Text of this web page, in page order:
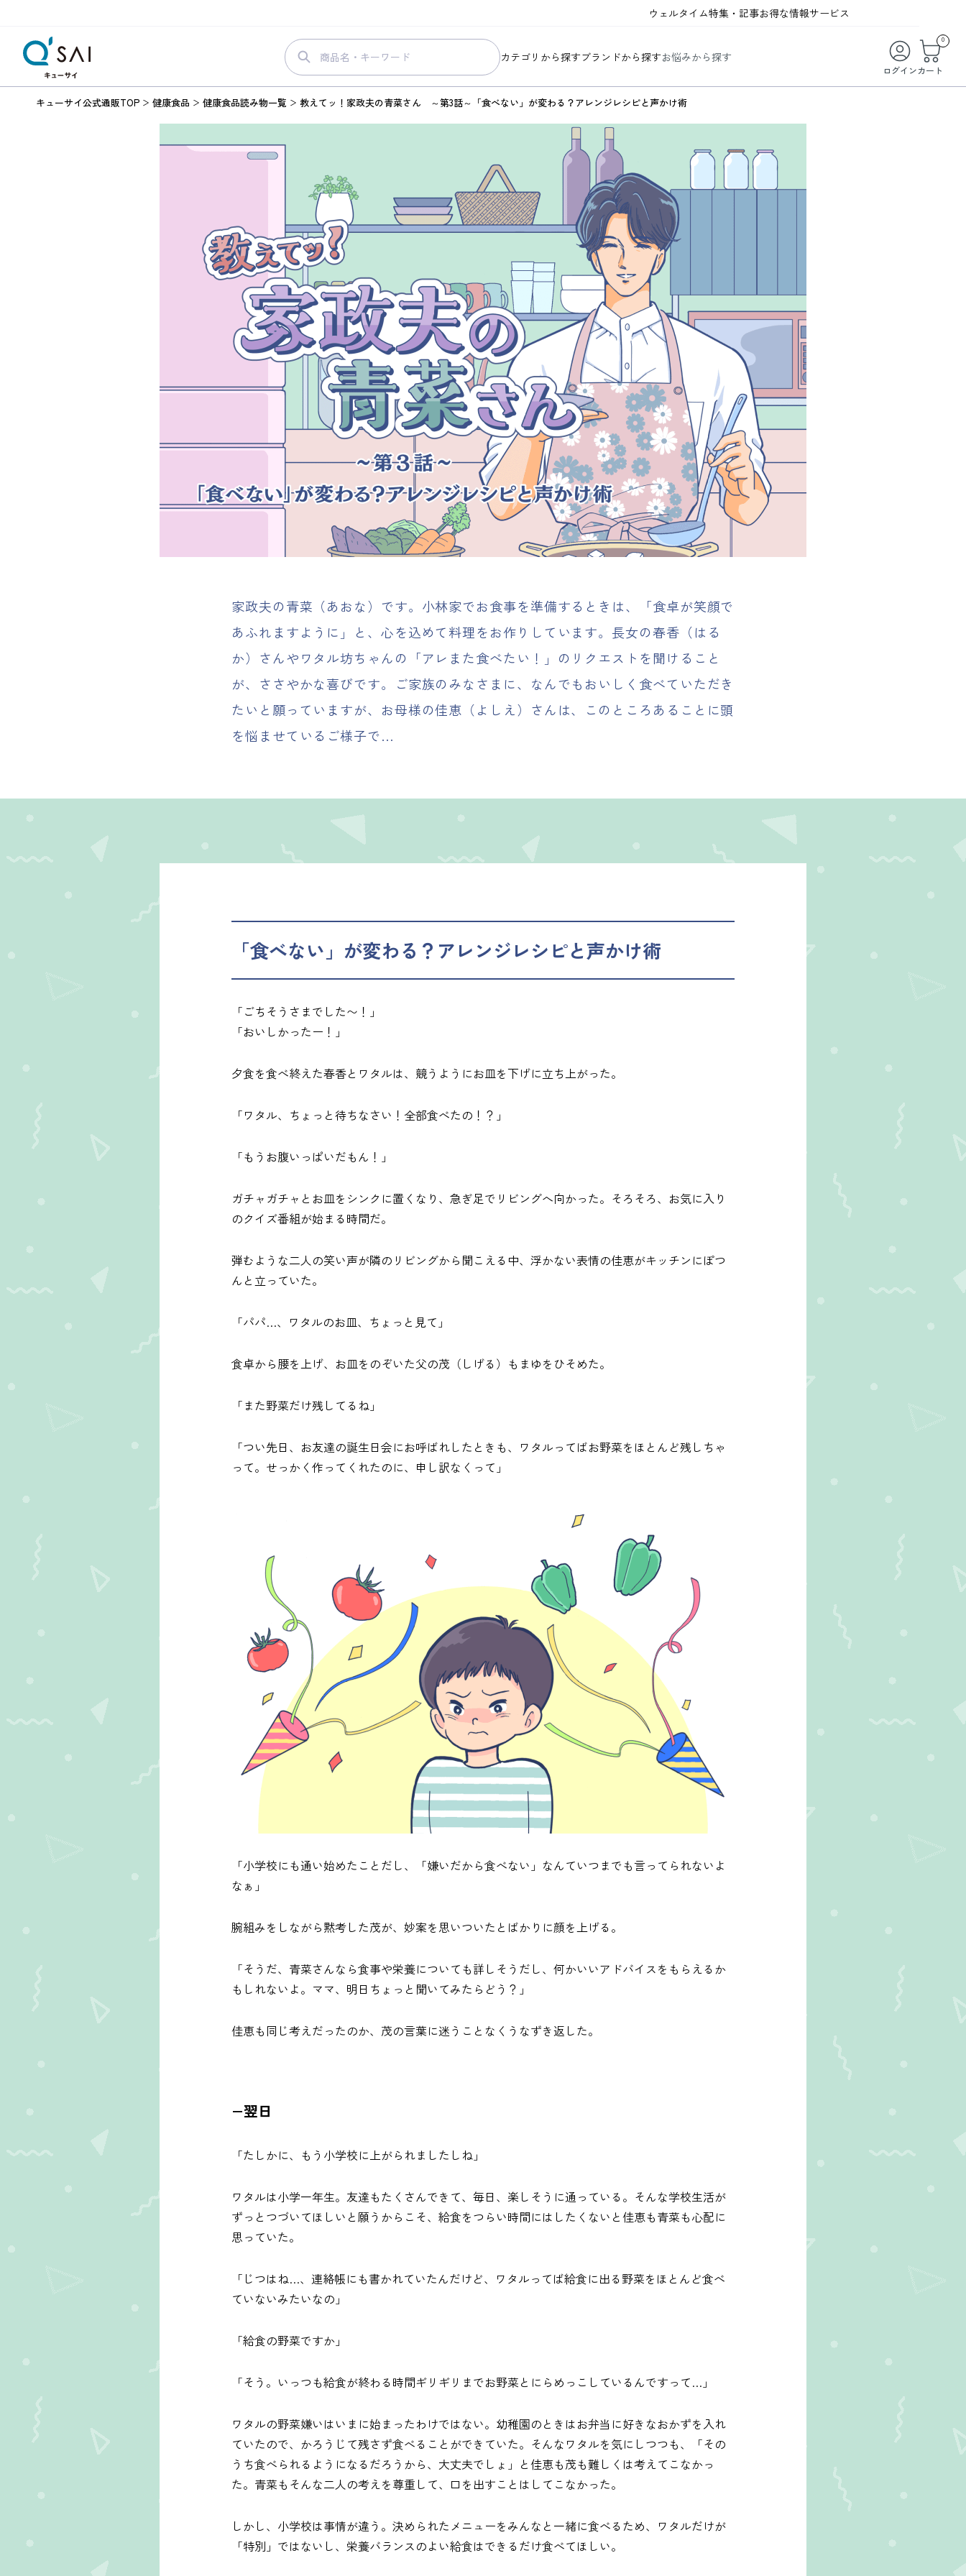
ログイン
0
カート
ウェルタイム
ビューティータイム
ヘルスケアタイム
特集・記事
WELMAG
お得な情報
WEB限定/期間限定キャンペーン
まとめ買い商品
サービス
メンバーシッププログラム
LINEお友達登録
ご利用ガイド
カテゴリから探す
メイク
美容・健康グッズ
暮らしの雑貨
ブランドから探す
コラリッチソア
BIONIA
ひざサポートコラーゲン
ケール青汁
お悩みから探す
キューサイ公式通販TOP 健康食品 健康食品読み物一覧 教えてッ！家政夫の青菜さん ～第3話～「食べない」が変わる？アレンジレシピと声かけ術
家政夫の青菜（あおな）です。小林家でお食事を準備するときは、「食卓が笑顔で
あふれますように」と、心を込めて料理をお作りしています。長女の春香（はる
か）さんやワタル坊ちゃんの「アレまた食べたい！」のリクエストを聞けること
が、ささやかな喜びです。ご家族のみなさまに、なんでもおいしく食べていただき
たいと願っていますが、お母様の佳恵（よしえ）さんは、このところあることに頭
を悩ませているご様子で…
「食べない」が変わる？アレンジレシピと声かけ術
「ごちそうさまでした〜！」
「おいしかったー！」
夕食を食べ終えた春香とワタルは、競うようにお皿を下げに立ち上がった。
「ワタル、ちょっと待ちなさい！全部食べたの！？」
「もうお腹いっぱいだもん！」
ガチャガチャとお皿をシンクに置くなり、急ぎ足でリビングへ向かった。そろそろ、お気に入り
のクイズ番組が始まる時間だ。
弾むような二人の笑い声が隣のリビングから聞こえる中、浮かない表情の佳恵がキッチンにぽつ
んと立っていた。
「パパ…、ワタルのお皿、ちょっと見て」
食卓から腰を上げ、お皿をのぞいた父の茂（しげる）もまゆをひそめた。
「また野菜だけ残してるね」
「つい先日、お友達の誕生日会にお呼ばれしたときも、ワタルってばお野菜をほとんど残しちゃ
って。せっかく作ってくれたのに、申し訳なくって」
「小学校にも通い始めたことだし、「嫌いだから食べない」なんていつまでも言ってられないよ
なぁ」
腕組みをしながら黙考した茂が、妙案を思いついたとばかりに顔を上げる。
「そうだ、青菜さんなら食事や栄養についても詳しそうだし、何かいいアドバイスをもらえるか
もしれないよ。ママ、明日ちょっと聞いてみたらどう？」
佳恵も同じ考えだったのか、茂の言葉に迷うことなくうなずき返した。
−翌日
「たしかに、もう小学校に上がられましたしね」
ワタルは小学一年生。友達もたくさんできて、毎日、楽しそうに通っている。そんな学校生活が
ずっとつづいてほしいと願うからこそ、給食をつらい時間にはしたくないと佳恵も青菜も心配に
思っていた。
「じつはね…、連絡帳にも書かれていたんだけど、ワタルってば給食に出る野菜をほとんど食べ
ていないみたいなの」
「給食の野菜ですか」
「そう。いっつも給食が終わる時間ギリギリまでお野菜とにらめっこしているんですって…」
ワタルの野菜嫌いはいまに始まったわけではない。幼稚園のときはお弁当に好きなおかずを入れ
ていたので、かろうじて残さず食べることができていた。そんなワタルを気にしつつも、「その
うち食べられるようになるだろうから、大丈夫でしょ」と佳恵も茂も難しくは考えてこなかっ
た。青菜もそんな二人の考えを尊重して、口を出すことはしてこなかった。
しかし、小学校は事情が違う。決められたメニューをみんなと一緒に食べるため、ワタルだけが
「特別」ではないし、栄養バランスのよい給食はできるだけ食べてほしい。